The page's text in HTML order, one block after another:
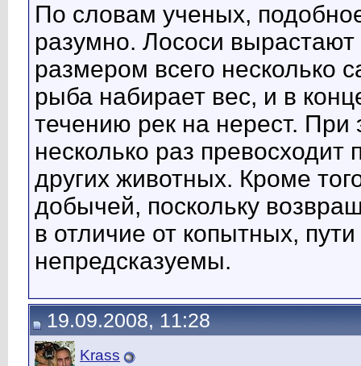
По словам ученых,
разумно. Лососи
размером всего несколько
рыба набирает вес, и в
течению рек на нерест.
несколько раз
других животных. Кроме
добычей, поскольку
в отличие от копытных,
непредсказуемы.
19.09.2008, 11:28
Krass